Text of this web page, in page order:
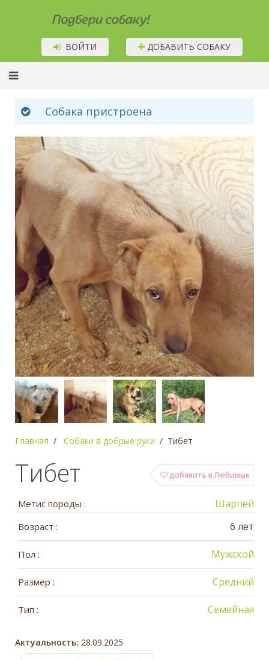
Подбери собаку!
ВОЙТИ ДОБАВИТЬ СОБАКУ
Собака пристроена
Главная Собаки в добрые руки Тибет
добавить в Любимые
Тибет
Метис породы : Шарпей
Возраст : 6 лет
Пол : Мужской
Размер : Средний
Тип : Семейная
Актуальность: 28.09.2025